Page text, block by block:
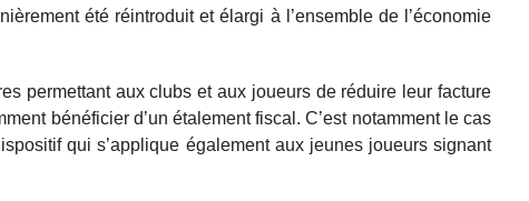
été réintroduit et élargi à l’ensemble de l’économie
permettant aux clubs et aux joueurs de réduire leur facture
bénéficier d’un étalement fiscal. C’est notamment le cas
qui s’applique également aux jeunes joueurs signant